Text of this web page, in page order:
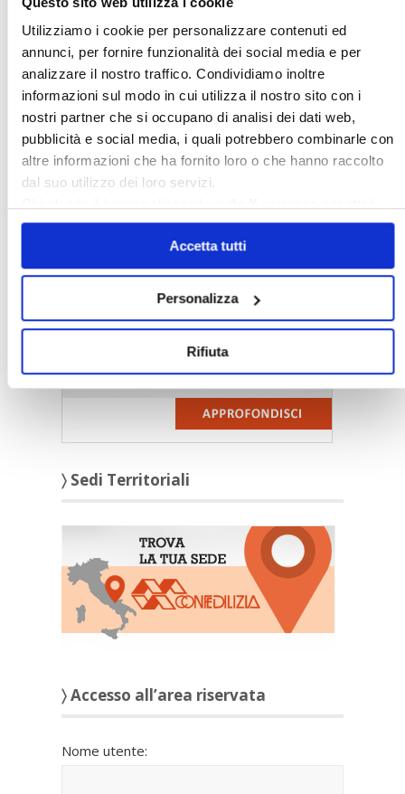
Utilizziamo i cookie per personalizzare contenuti ed
annunci, per fornire funzionalità dei social media e per
analizzare il nostro traffico. Condividiamo inoltre
informazioni sul modo in cui utilizza il nostro sito con i
nostri partner che si occupano di analisi dei dati web,
pubblicità e social media, i quali potrebbero combinarle con
altre informazioni che ha fornito loro o che hanno raccolto
dal suo utilizzo dei loro servizi.
solo i cookie necessari.
Accetta tutti
Personalizza
Rifiuta
〉 5 ragioni per aderire a Confedilizia
〉 Sedi Territoriali
〉 Accesso all’area riservata
Nome utente: